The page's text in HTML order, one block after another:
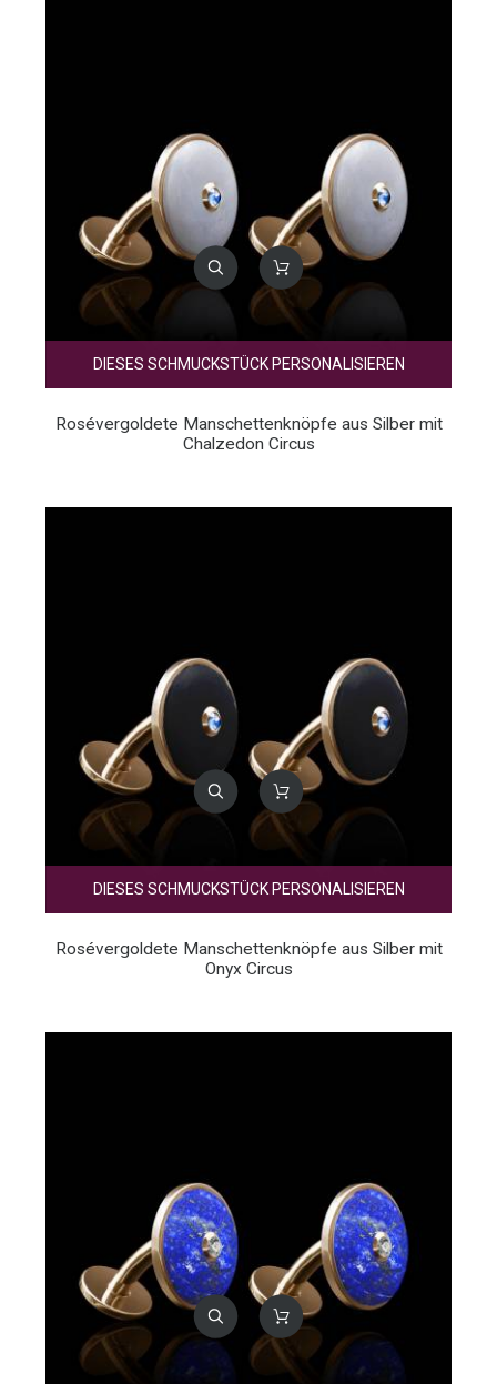
DIESES SCHMUCKSTÜCK PERSONALISIEREN
Rosévergoldete Manschettenknöpfe aus Silber mit
Chalzedon Circus
DIESES SCHMUCKSTÜCK PERSONALISIEREN
Rosévergoldete Manschettenknöpfe aus Silber mit
Onyx Circus